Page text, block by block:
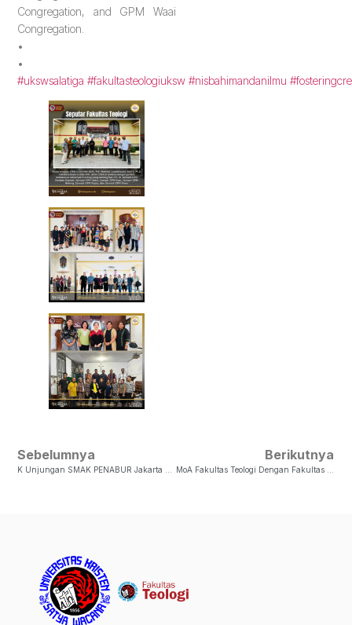
Congregation, and GPM Waai
Congregation.
•
•
#ukswsalatiga #fakultasteologiuksw #nisbahimandanilmu
Sebelumnya Berikutnya